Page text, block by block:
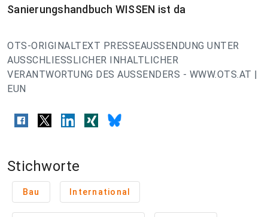
Sanierungshandbuch WISSEN ist da
OTS-ORIGINALTEXT PRESSEAUSSENDUNG UNTER
AUSSCHLIESSLICHER INHALTLICHER
VERANTWORTUNG DES AUSSENDERS - WWW.OTS.AT |
EUN
Stichworte
Bau International